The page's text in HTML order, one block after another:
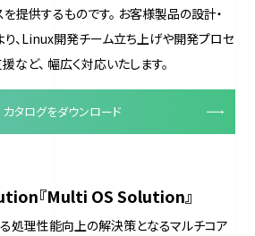
提供するものです。 お客様製品の設計・
り、Linux開発チーム立ち上げや開発プロセ
など、 幅広く対応いたします。
カタログをダウンロード
『Multi OS Solution』
処理性能向上の解決策となるマルチコア